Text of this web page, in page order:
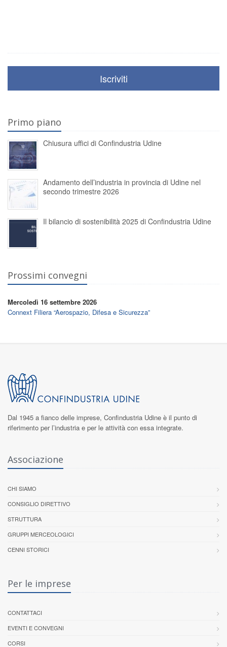
Iscriviti
Primo piano
Chiusura uffici di Confindustria Udine
Andamento dell’industria in provincia di Udine nel
secondo trimestre 2026
Il bilancio di sostenibilità 2025 di Confindustria Udine
Prossimi convegni
Mercoledì 16 settembre 2026
Connext Filiera “Aerospazio, Difesa e Sicurezza”
Dal 1945 a fianco delle imprese, Confindustria Udine è il punto di
riferimento per l’industria e per le attività con essa integrate.
Associazione
CHI SIAMO
CONSIGLIO DIRETTIVO
STRUTTURA
GRUPPI MERCEOLOGICI
CENNI STORICI
Per le imprese
CONTATTACI
EVENTI E CONVEGNI
CORSI